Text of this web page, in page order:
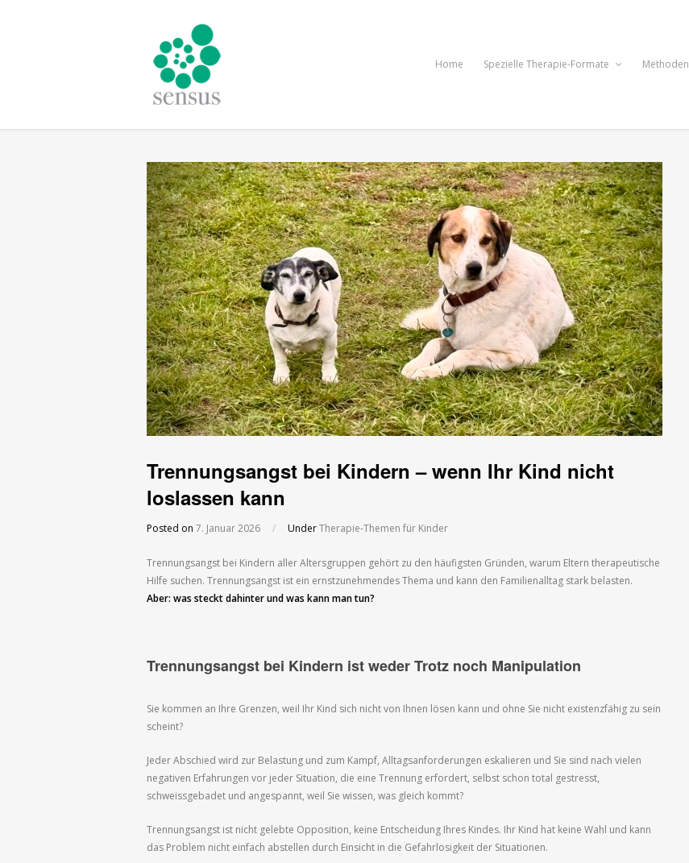
Home Spezielle Therapie-Formate Methoden
Trennungsangst bei Kindern – wenn Ihr Kind nicht
loslassen kann
Posted on 7. Januar 2026 / UnderTherapie-Themen für Kinder
Trennungsangst bei Kindern aller Altersgruppen gehört zu den häufigsten Gründen, warum Eltern therapeutische
Hilfe suchen. Trennungsangst ist ein ernstzunehmendes Thema und kann den Familienalltag stark belasten.
Aber: was steckt dahinter und was kann man tun?
Trennungsangst bei Kindern ist weder Trotz noch Manipulation
Sie kommen an Ihre Grenzen, weil Ihr Kind sich nicht von Ihnen lösen kann und ohne Sie nicht existenzfähig zu sein
scheint?
Jeder Abschied wird zur Belastung und zum Kampf, Alltagsanforderungen eskalieren und Sie sind nach vielen
negativen Erfahrungen vor jeder Situation, die eine Trennung erfordert, selbst schon total gestresst,
schweissgebadet und angespannt, weil Sie wissen, was gleich kommt?
Trennungsangst ist nicht gelebte Opposition, keine Entscheidung Ihres Kindes. Ihr Kind hat keine Wahl und kann
das Problem nicht einfach abstellen durch Einsicht in die Gefahrlosigkeit der Situationen.